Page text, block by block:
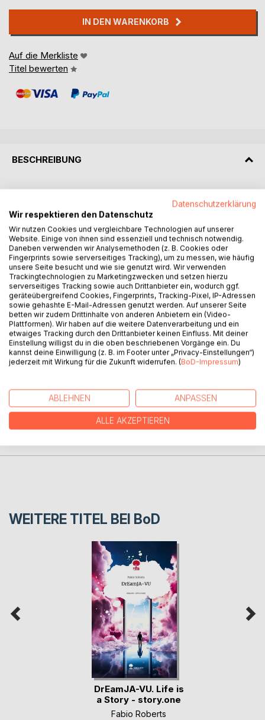
IN DEN WARENKORB
Auf die Merkliste
Titel bewerten
BESCHREIBUNG
Krampfhaft versuchst du die Worte, welche sich in dir
befinden, heraus zu pressen. Doch nichts geschieht oder
es entweichen nur unkontrollierte
Buchstabenkombinationen. Das Gedankenkarussell beginnt
sich zu drehen, immer schneller, der Körper wird
durchflutet von Angst, Panik steigt auf......
Mit dieser Art von Problemen kämpfen mehr Leute als man
denkt.
Dieses Buch soll euch in unsere Welt entführen und
zugleich willkommen heißen. Vielleicht auch denen ein
wenig beistehen, die dieses Gefühlschaos in leidvoller
weise nachvollziehen können.
PRESSESTIMMEN
WEITERE TITEL BEI BoD
DrEamJA-VU. Life is
a Story - story.one
Fabio Roberts
Datenschutzerklärung
Wir respektieren den Datenschutz
Wir nutzen Cookies und vergleichbare Technologien auf unserer
Website. Einige von ihnen sind essenziell und technisch notwendig.
Daneben verwenden wir Analysemethoden (z. B. Cookies oder
Fingerprints sowie serverseitiges Tracking), um zu messen, wie häufig
unsere Seite besucht und wie sie genutzt wird. Wir verwenden
Trackingtechnologien zu Marketingzwecken und setzen hierzu
serverseitiges Tracking sowie auch Drittanbieter ein, wodurch ggf.
geräteübergreifend Cookies, Fingerprints, Tracking-Pixel, IP-Adressen
sowie gehashte E-Mail-Adressen genutzt werden. Auf unserer Seite
betten wir zudem Drittinhalte von anderen Anbietern ein (Video-
Plattformen). Wir haben auf die weitere Datenverarbeitung und ein
etwaiges Tracking durch den Drittanbieter keinen Einfluss. Mit deiner
Einstellung willigst du in die oben beschriebenen Vorgänge ein. Du
kannst deine Einwilligung (z. B. im Footer unter „Privacy-Einstellungen“)
jederzeit mit Wirkung für die Zukunft widerrufen. (BoD-Impressum)
ABLEHNEN ANPASSEN
ALLE AKZEPTIEREN